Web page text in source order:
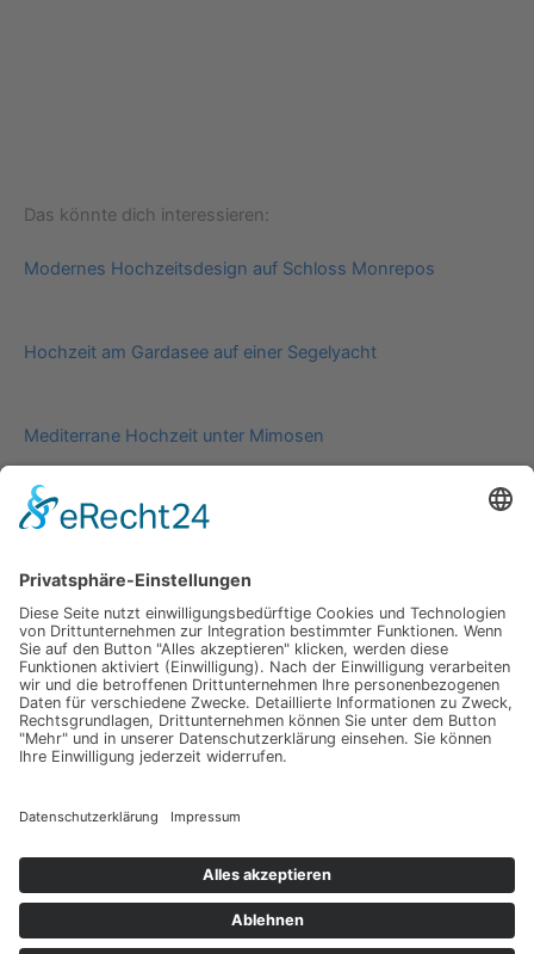
Das könnte dich interessieren:
Modernes Hochzeitsdesign auf Schloss Monrepos
Hochzeit am Gardasee auf einer Segelyacht
Mediterrane Hochzeit unter Mimosen
Impressum
About
Einsendung
AGB
Datenschutzerklärung
Impressum
Werbung
Einsendung
Datenschutzerklärung